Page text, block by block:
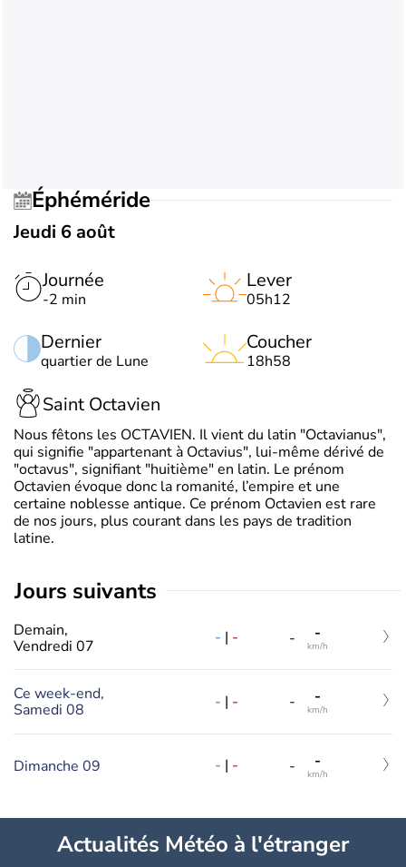
Éphéméride
Jeudi 6 août
Journée
-2 min
Dernier
quartier de Lune
Lever
05h12
Coucher
18h58
Saint Octavien
Nous fêtons les OCTAVIEN. Il vient du latin "Octavianus",
qui signifie "appartenant à Octavius", lui-même dérivé de
"octavus", signifiant "huitième" en latin. Le prénom
Octavien évoque donc la romanité, l’empire et une
certaine noblesse antique. Ce prénom Octavien est rare
de nos jours, plus courant dans les pays de tradition
latine.
jours suivants
Demain,
Vendredi 07
- | - - -
km/h
Ce week-end,
Samedi 08
- | - - -
km/h
Dimanche 09 - | - - -
km/h
Actualités Météo à l'étranger